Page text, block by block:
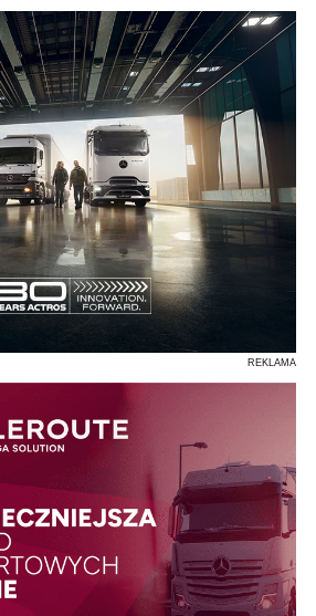
REKLAMA